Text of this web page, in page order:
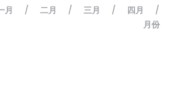
月 / 二月 / 三月 / 四月 /
月份